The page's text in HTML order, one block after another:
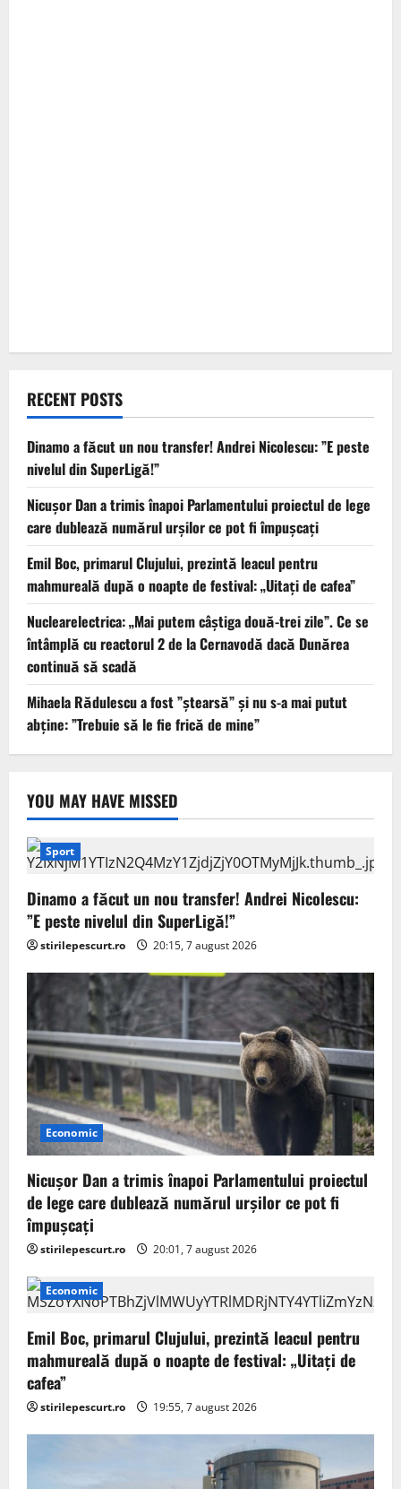
RECENT POSTS
Dinamo a făcut un nou transfer! Andrei Nicolescu: ”E peste
nivelul din SuperLigă!”
Nicușor Dan a trimis înapoi Parlamentului proiectul de lege
care dublează numărul urșilor ce pot fi împușcați
Emil Boc, primarul Clujului, prezintă leacul pentru
mahmureală după o noapte de festival: „Uitați de cafea”
Nuclearelectrica: „Mai putem câștiga două-trei zile”. Ce se
întâmplă cu reactorul 2 de la Cernavodă dacă Dunărea
continuă să scadă
Mihaela Rădulescu a fost ”ștearsă” și nu s-a mai putut
abține: ”Trebuie să le fie frică de mine”
YOU MAY HAVE MISSED
Sport
Dinamo a făcut un nou transfer! Andrei Nicolescu:
”E peste nivelul din SuperLigă!”
stirilepescurt.ro 20:15, 7 august 2026
Economic
Nicușor Dan a trimis înapoi Parlamentului proiectul
de lege care dublează numărul urșilor ce pot fi
împușcați
stirilepescurt.ro 20:01, 7 august 2026
Economic
Emil Boc, primarul Clujului, prezintă leacul pentru
mahmureală după o noapte de festival: „Uitați de
cafea”
stirilepescurt.ro 19:55, 7 august 2026